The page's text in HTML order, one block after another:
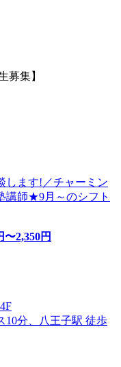
募集】
します!／チャーミン
講師★9月～のシフト
〜2,350円
10分、八王子駅 徒歩